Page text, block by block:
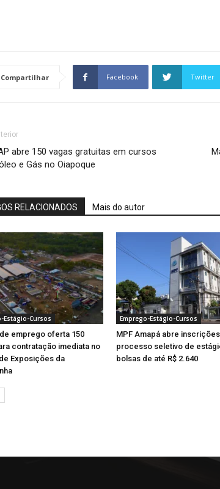
Compartilhar Facebook Twitter
abre 150 vagas gratuitas em cursos
e Gás no Oiapoque
RELACIONADOS Mais do autor
Estágio-Cursos
emprego oferta 150
contratação imediata no
Exposições da
Emprego-Estágio-Cursos
MPF Amapá abre
processo seletivo de
bolsas de até R$ 2.640